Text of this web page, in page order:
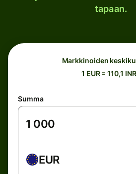
tapaan.
Markkinoiden
1 EUR = 110,1 INR
Summa
EUR